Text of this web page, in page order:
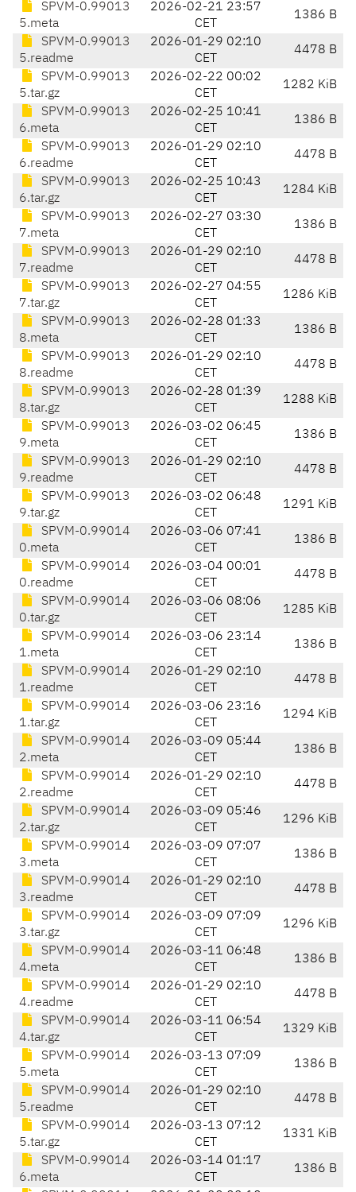
SPVM-0.99013
5.meta
2026-02-21 23:57
CET
1386 B
SPVM-0.99013
5.readme
2026-01-29 02:10
CET
4478 B
SPVM-0.99013
5.tar.gz
2026-02-22 00:02
CET
1282 KiB
SPVM-0.99013
6.meta
2026-02-25 10:41
CET
1386 B
SPVM-0.99013
6.readme
2026-01-29 02:10
CET
4478 B
SPVM-0.99013
6.tar.gz
2026-02-25 10:43
CET
1284 KiB
SPVM-0.99013
7.meta
2026-02-27 03:30
CET
1386 B
SPVM-0.99013
7.readme
2026-01-29 02:10
CET
4478 B
SPVM-0.99013
7.tar.gz
2026-02-27 04:55
CET
1286 KiB
SPVM-0.99013
8.meta
2026-02-28 01:33
CET
1386 B
SPVM-0.99013
8.readme
2026-01-29 02:10
CET
4478 B
SPVM-0.99013
8.tar.gz
2026-02-28 01:39
CET
1288 KiB
SPVM-0.99013
9.meta
2026-03-02 06:45
CET
1386 B
SPVM-0.99013
9.readme
2026-01-29 02:10
CET
4478 B
SPVM-0.99013
9.tar.gz
2026-03-02 06:48
CET
1291 KiB
SPVM-0.99014
0.meta
2026-03-06 07:41
CET
1386 B
SPVM-0.99014
0.readme
2026-03-04 00:01
CET
4478 B
SPVM-0.99014
0.tar.gz
2026-03-06 08:06
CET
1285 KiB
SPVM-0.99014
1.meta
2026-03-06 23:14
CET
1386 B
SPVM-0.99014
1.readme
2026-01-29 02:10
CET
4478 B
SPVM-0.99014
1.tar.gz
2026-03-06 23:16
CET
1294 KiB
SPVM-0.99014
2.meta
2026-03-09 05:44
CET
1386 B
SPVM-0.99014
2.readme
2026-01-29 02:10
CET
4478 B
SPVM-0.99014
2.tar.gz
2026-03-09 05:46
CET
1296 KiB
SPVM-0.99014
3.meta
2026-03-09 07:07
CET
1386 B
SPVM-0.99014
3.readme
2026-01-29 02:10
CET
4478 B
SPVM-0.99014
3.tar.gz
2026-03-09 07:09
CET
1296 KiB
SPVM-0.99014
4.meta
2026-03-11 06:48
CET
1386 B
SPVM-0.99014
4.readme
2026-01-29 02:10
CET
4478 B
SPVM-0.99014
4.tar.gz
2026-03-11 06:54
CET
1329 KiB
SPVM-0.99014
5.meta
2026-03-13 07:09
CET
1386 B
SPVM-0.99014
5.readme
2026-01-29 02:10
CET
4478 B
SPVM-0.99014
5.tar.gz
2026-03-13 07:12
CET
1331 KiB
SPVM-0.99014
6.meta
2026-03-14 01:17
CET
1386 B